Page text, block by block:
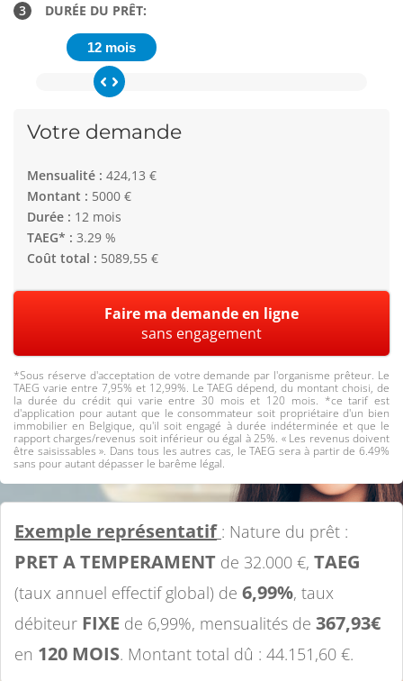
3 DURÉE DU PRÊT:
12 mois
Votre demande
Mensualité : 424,13 €
Montant : 5000 €
Durée : 12 mois
TAEG* : 3.29 %
Coût total : 5089,55 €
Faire ma demande en ligne
sans engagement
*Sous réserve d'acceptation de votre demande par l'organisme prêteur. Le
TAEG varie entre 7,95% et 12,99%. Le TAEG dépend, du montant choisi, de
la durée du crédit qui varie entre 30 mois et 120 mois. *ce tarif est
d'application pour autant que le consommateur soit propriétaire d'un bien
immobilier en Belgique, qu'il soit engagé à durée indéterminée et que le
rapport charges/revenus soit inférieur ou égal à 25%. « Les revenus doivent
être saisissables ». Dans tous les autres cas, le TAEG sera à partir de 6.49%
sans pour autant dépasser le barême légal.
Exemple représentatif : Nature du prêt :
PRET A TEMPERAMENT de 32.000 €, TAEG
(taux annuel effectif global) de 6,99%, taux
débiteur FIXE de 6,99%, mensualités de 367,93€
en 120 MOIS. Montant total dû : 44.151,60 €.